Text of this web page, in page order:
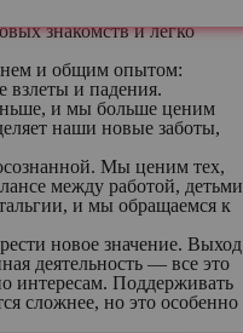
работ и переездов в
знакомств и легко
и общим опытом:
взлеты и падения.
и мы больше ценим
наши новые заботы,
Мы ценим тех,
между работой, детьми
и мы обращаемся к
новое значение. Выход
деятельность — все это
интересам. Поддерживать
сложнее, но это особенно